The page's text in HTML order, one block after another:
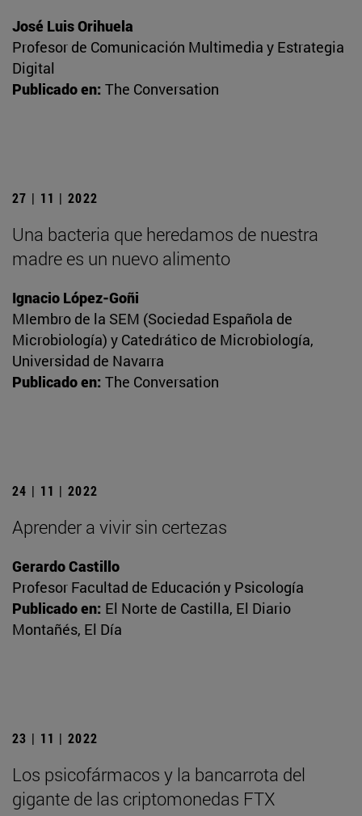
José Luis Orihuela
Profesor de Comunicación Multimedia y Estrategia
Digital
Publicado en: The Conversation
27 | 11 | 2022
Una bacteria que heredamos de nuestra
madre es un nuevo alimento
Ignacio López-Goñi
MIembro de la SEM (Sociedad Española de
Microbiología) y Catedrático de Microbiología,
Universidad de Navarra
Publicado en: The Conversation
24 | 11 | 2022
Aprender a vivir sin certezas
Gerardo Castillo
Profesor Facultad de Educación y Psicología
Publicado en: El Norte de Castilla, El Diario
Montañés, El Día
23 | 11 | 2022
Los psicofármacos y la bancarrota del
gigante de las criptomonedas FTX